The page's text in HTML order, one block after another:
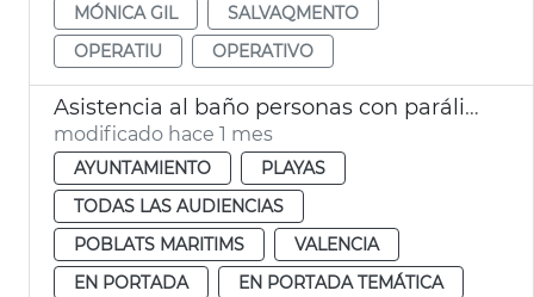
MÓNICA GIL
SALVAQMENTO
OPERATIU
OPERATIVO
Asistencia al baño personas con parálisis cerebral València
modificado hace 1 mes
AYUNTAMIENTO
PLAYAS
TODAS LAS AUDIENCIAS
POBLATS MARITIMS
VALENCIA
EN PORTADA
EN PORTADA TEMÁTICA